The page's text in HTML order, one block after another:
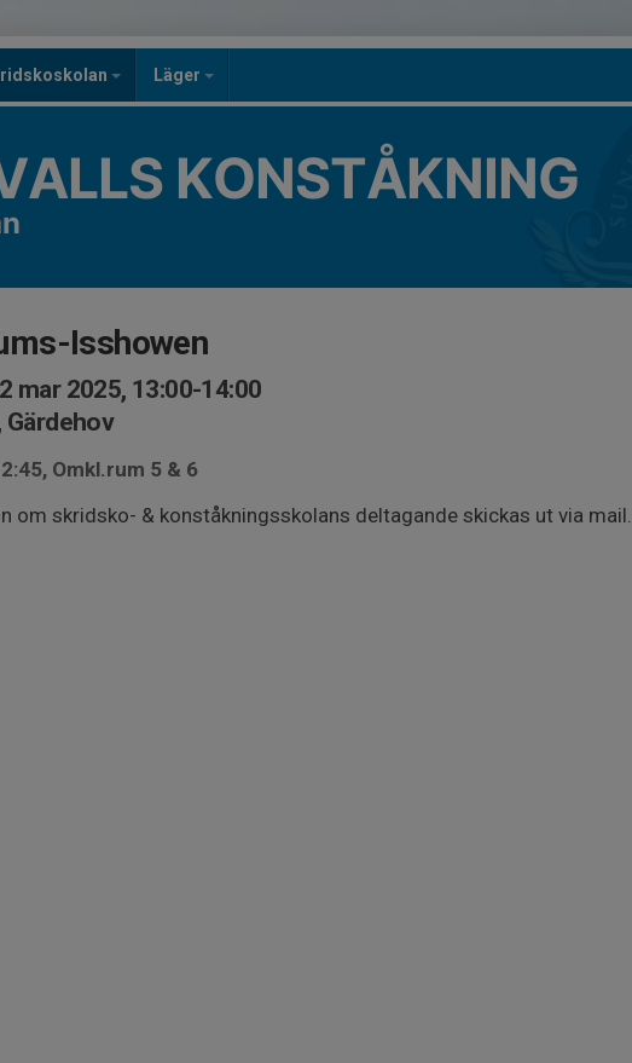
Läger
KONSTÅKNING
Isshowen
mar 2025, 13:00-14:00
Gärdehov
Omkl.rum 5 & 6
om skridsko- & konståkningsskolans deltagande skickas ut via mail.